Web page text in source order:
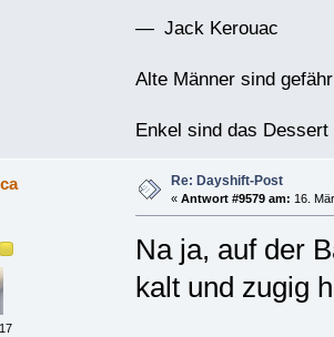
— Jack Kerouac
Alte Männer sind
Enkel sind das Dessert
Re: Dayshift-Post
« Antwort #9579 am: 16.
Na ja, auf der
kalt und zugig